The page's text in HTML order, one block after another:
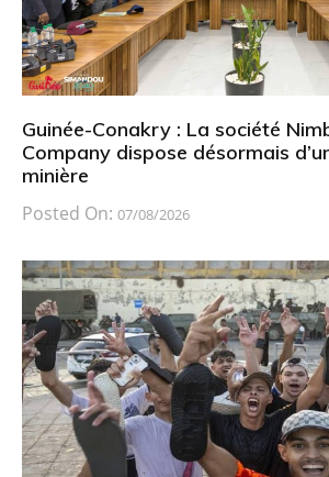
Guinée-Conakry : La société
Company dispose désormais
minière
Posted On: 07/08/2026